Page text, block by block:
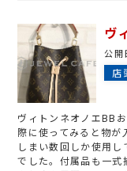
当店ではヴェルニをは
ンドバッグやお財布
キや洋酒などの高価
ロだったら壊れていて
で、お気軽にお越しく
おります! ※ブランド
点などはお気軽にお問
ヴ
公開
店
ヴィトンネオノエBB
際に使ってみると物が
しまい数回しか使用
でした。付属品も一式